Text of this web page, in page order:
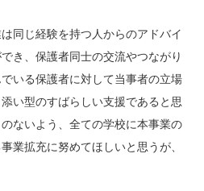
じ経験を持つ人からのアドバイ
き、保護者同士の交流やつながり
いる保護者に対して当事者の立場
い型のすばらしい支援であると思
ないよう、全ての学校に本事業の
業拡充に努めてほしいと思うが、